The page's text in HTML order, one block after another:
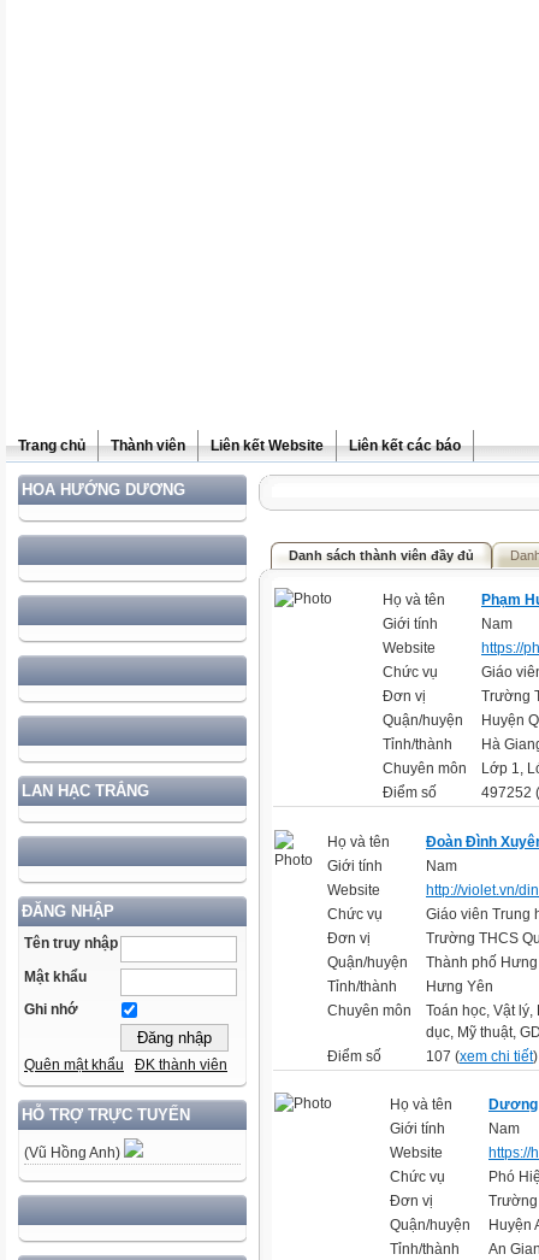
Trang chủ Thành viên Liên kết Website Liên kết các báo
HOA HƯỚNG DƯƠNG
LAN HẠC TRẮNG
ĐĂNG NHẬP
Tên truy nhập
Mật khẩu
Ghi nhớ
Quên mật khẩu ĐK thành viên
HỖ TRỢ TRỰC TUYẾN
(Vũ Hồng Anh)
Danh sách thành viên đầy đủ
Họ và tên
Phạm
Giới tính
Nam
Website
https://
Chức vụ
Giáo
Đơn vị
Trường
Quận/huyện
Huyện
Tỉnh/thành
Hà
Chuyên môn
Lớp 1,
Điểm số
497252 (
Họ và tên
Đoàn Đình
Giới tính
Nam
Website
http://violet.vn/
Chức vụ
Giáo viên Trung
Đơn vị
Trường THCS
Quận/huyện
Thành phố
Tỉnh/thành
Hưng Yên
Chuyên môn
Toán học, Vật
dục, Mỹ thuật,
Điểm số
107 (xem chi tiết)
Họ và tên
Giới tính
Nam
Website
https://
Chức vụ
Phó
Đơn vị
Trường
Quận/huyện
Huyện
Tỉnh/thành
An